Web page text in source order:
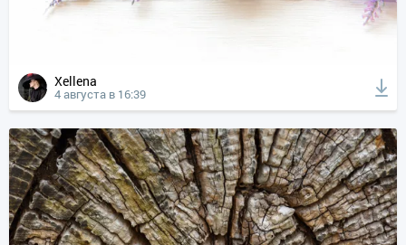
Xellena
4 августа в 16:39